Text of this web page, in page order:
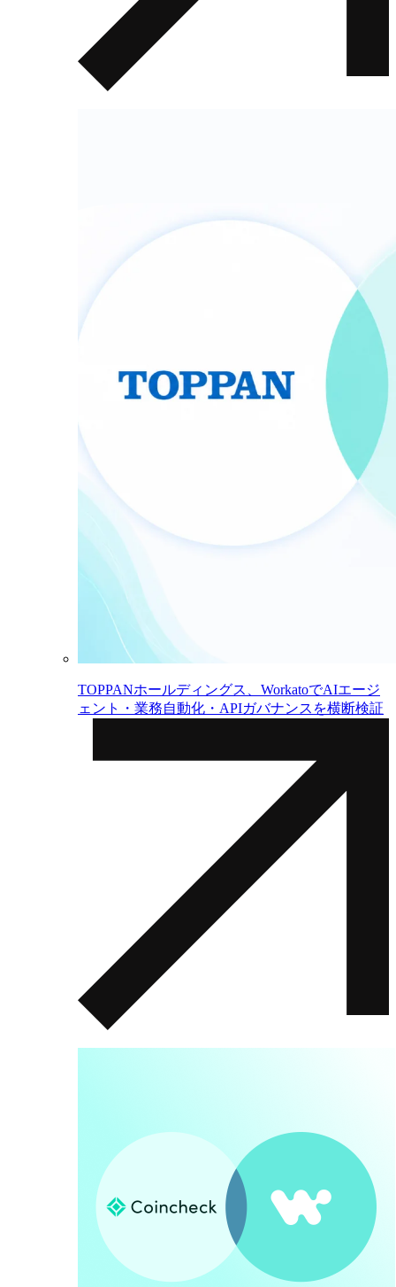
TOPPANホールディングス、WorkatoでAIエージ
ェント・業務自動化・APIガバナンスを横断検証